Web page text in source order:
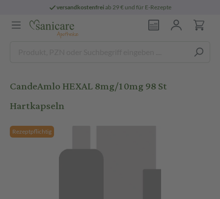
versandkostenfreiab 29 € und für E-Rezepte
CandeAmlo HEXAL 8mg/10mg 98 St
Hartkapseln
Rezeptpflichtig